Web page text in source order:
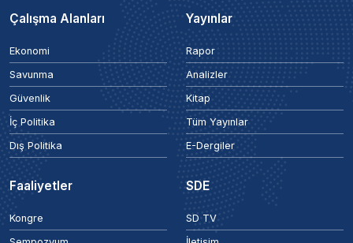
Çalışma Alanları
Ekonomi
Savunma
Güvenlik
İç Politika
Dış Politika
Yayınlar
Rapor
Analizler
Kitap
Tüm Yayınlar
E-Dergiler
Faaliyetler
Kongre
SDE
SD TV